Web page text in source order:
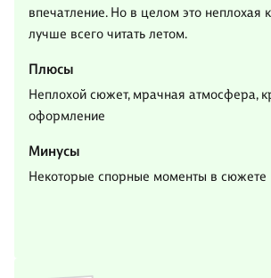
впечатление. Но в целом это неплохая
лучше всего читать летом.
Плюсы
Неплохой сюжет, мрачная атмосфера,
оформление
Минусы
Некоторые спорные моменты в сюжете